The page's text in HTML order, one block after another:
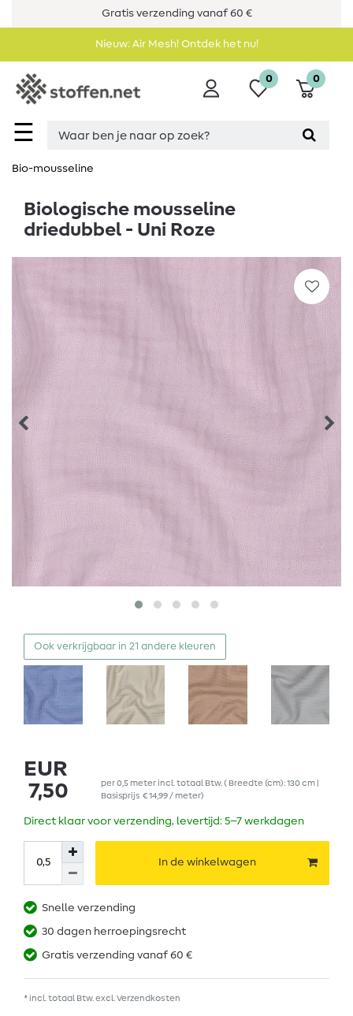
Gratis verzending vanaf 60 €
Nieuw: Air Mesh! Ontdek het nu!
☰
0 0
Bio-mousseline
Biologische mousseline
driedubbel - Uni Roze
Ook verkrijgbaar in 21 andere kleuren
EUR
7,50
per0,5 meterincl. totaal Btw. ( Breedte (cm): 130 cm |
Basisprijs€ 14,99 / meter)
Direct klaar voor verzending, levertijd: 5–7 werkdagen
In de winkelwagen
Snelle verzending
30 dagen herroepingsrecht
Gratis verzending vanaf 60 €
* incl. totaal Btw. excl. Verzendkosten